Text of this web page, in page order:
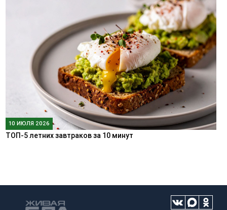
10 ИЮЛЯ 2026
ТОП-5 летних завтраков за 10 минут